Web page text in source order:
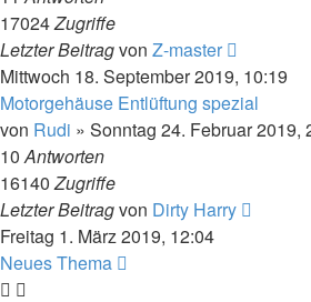
17024Zugriffe
Letzter Beitragvon Z-master
Mittwoch 18. September 2019, 10:19
Motorgehäuse Entlüftung spezial
von Rudi » Sonntag 24. Februar 2019,
10Antworten
16140Zugriffe
Letzter Beitragvon Dirty Harry
Freitag 1. März 2019, 12:04
Neues Thema